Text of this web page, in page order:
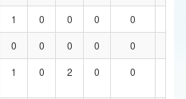
1 0 0 0 0
0 0 0 0 0
1 0 2 0 0